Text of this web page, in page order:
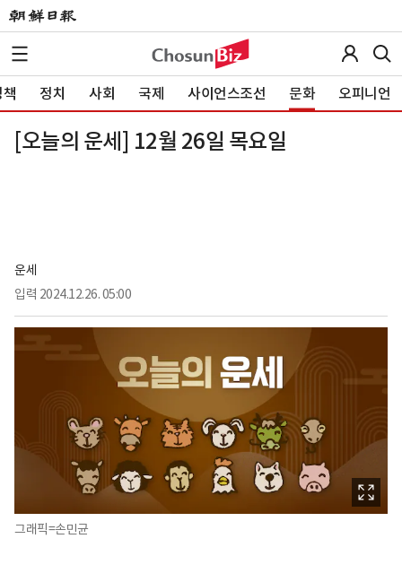
정치 사회 국제 사이언스조선 문화 오피니언
[오늘의 운세] 12월 26일 목요일
운세
입력 2024.12.26. 05:00
그래픽=손민균